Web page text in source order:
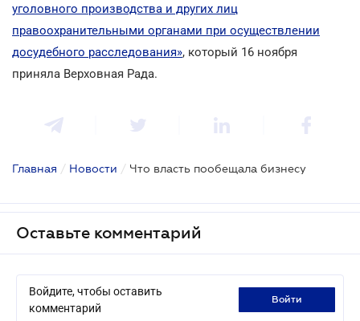
уголовного производства и других лиц
правоохранительными органами при осуществлении
досудебного расследования», который 16 ноября
приняла Верховная Рада.
Главная / Новости / Что власть пообещала бизнесу
Оставьте комментарий
Войдите, чтобы оставить
комментарий
войти